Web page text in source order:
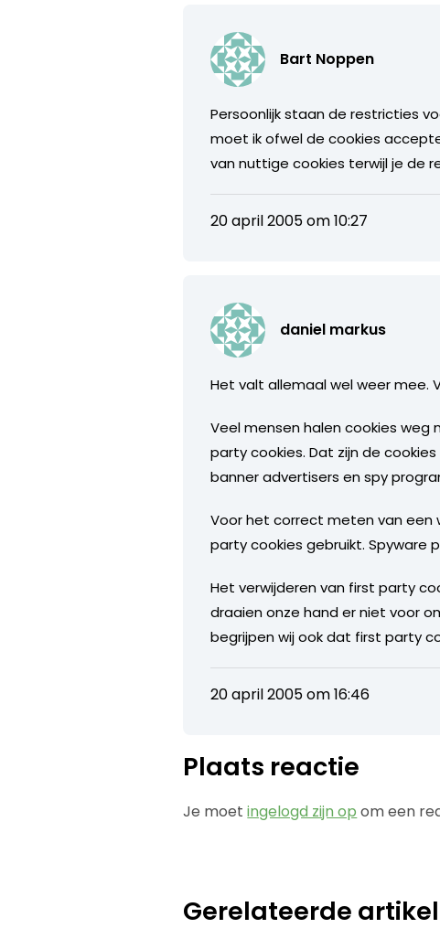
Bart Noppen
Persoonlijk staan de restricties
moet ik ofwel de cookies
van nuttige cookies terwijl je de
20 april 2005 om 10:27
daniel markus
Het valt allemaal wel weer mee.
Veel mensen halen cookies weg
party cookies. Dat zijn de
banner advertisers en spy
Voor het correct meten van een
party cookies gebruikt. Spyware
Het verwijderen van first party
draaien onze hand er niet voor
begrijpen wij ook dat first party
20 april 2005 om 16:46
Plaats reactie
Je moetingelogd zijn op om een
Gerelateerde